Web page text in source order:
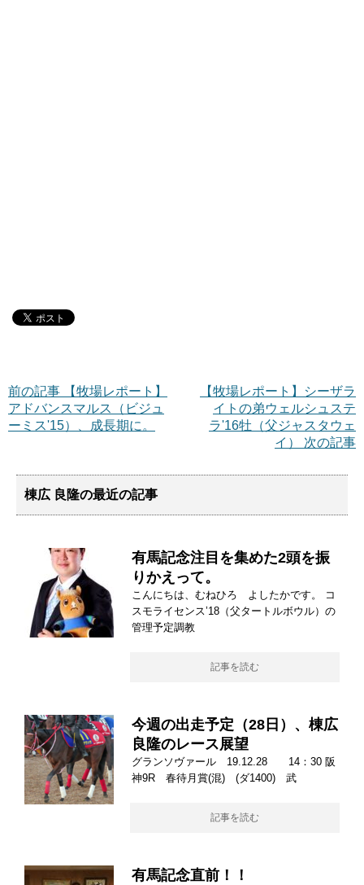
【牧場レポート】シーザラ
イトの弟ウェルシュステ
ラ'16牡（父ジャスタウェ
イ） 次の記事
前の記事 【牧場レポート】
アドバンスマルス（ビジュ
ーミス'15）、成長期に。
棟広 良隆の最近の記事
有馬記念注目を集めた2頭を振
りかえって。
こんにちは、むねひろ よしたかです。 コ
スモライセンス’18（父タートルボウル）の
管理予定調教
記事を読む
今週の出走予定（28日）、棟広
良隆のレース展望
グランソヴァール 19.12.28 14：30 阪
神9R 春待月賞(混) (ダ1400) 武
記事を読む
有馬記念直前！！